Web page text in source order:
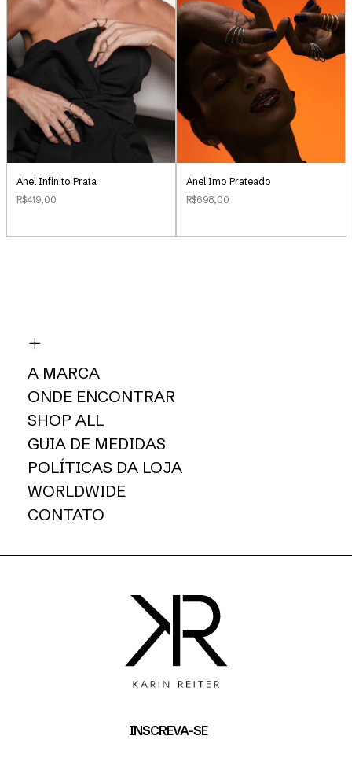
Anel Infinito Prata
R$419,00
Anel Imo Prateado
R$698,00
A MARCA
ONDE ENCONTRAR
SHOP ALL
GUIA DE MEDIDAS
POLÍTICAS DA LOJA
WORLDWIDE
CONTATO
INSCREVA-SE